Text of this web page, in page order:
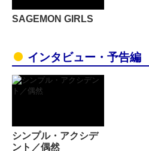
SAGEMON GIRLS
インタビュー・予告編
シンプル・アクシデ
ント／偶然